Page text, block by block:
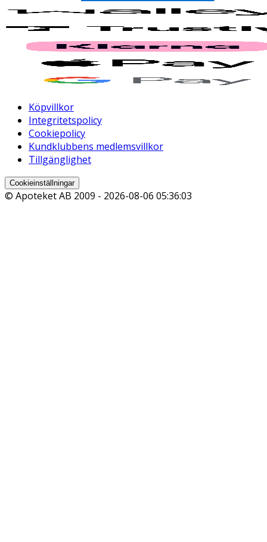
Köpvillkor
Integritetspolicy
Cookiepolicy
Kundklubbens medlemsvillkor
Tillgänglighet
Cookieinställningar
© Apoteket AB 2009 - 2026-08-06 05:36:03